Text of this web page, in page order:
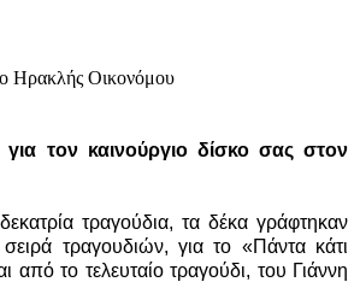
Ηρακλής Οικονόμου
για τον καινούργιο δίσκο σας στον
τραγούδια, τα δέκα γράφτηκαν
σειρά τραγουδιών, για το «Πάντα κάτι
από το τελευταίο τραγούδι, του Γιάννη